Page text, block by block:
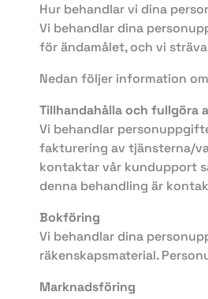
Hur behandlar vi dina
Vi behandlar dina
för ändamålet, och vi
Nedan följer information
Tillhandahålla och fullgöra
Vi behandlar
fakturering av tjänsterna/
kontaktar vår kundupport
denna behandling är
Bokföring
Vi behandlar dina
räkenskapsmaterial.
Marknadsföring